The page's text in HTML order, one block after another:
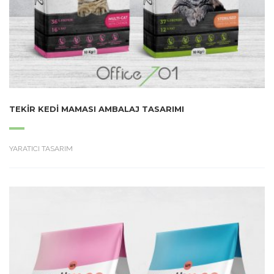
TEKIR KEDI MAMASI AMBALAJ TASARIMI
YARATICI TASARIM